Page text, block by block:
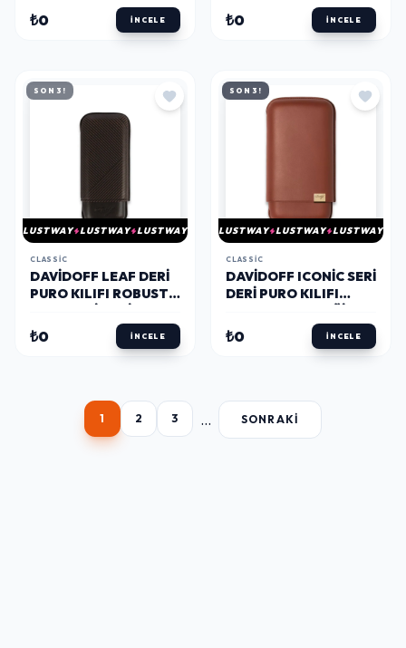
₺0 İNCELE ₺0 İNCELE
SON 3!
LUSTWAY LUSTWAY LUSTWAY
CLASSIC
DAVIDOFF LEAF DERI
PURO KILIFI ROBUSTO
₺0 İNCELE
SON 3!
LUSTWAY LUSTWAY LUSTWAY
CLASSIC
DAVIDOFF ICONIC SERI
DERI PURO KILIFI
RING
₺0 İNCELE
1 2 3 ... SONRAKI